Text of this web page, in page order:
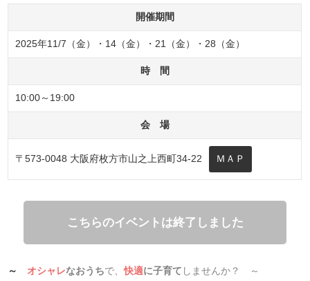
開催期間
2025年11/7（金）・14（金）・21（金）・28（金）
時 間
10:00～19:00
会 場
〒573-0048 大阪府枚方市山之上西町34-22 ＭＡＰ
こちらのイベントは終了しました
～ オシャレなおうちで、快適に子育て しませんか？ ～